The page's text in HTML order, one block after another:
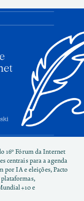
16º Fórum da Internet
centrais para a agenda
por IA e eleições, Pacto
e